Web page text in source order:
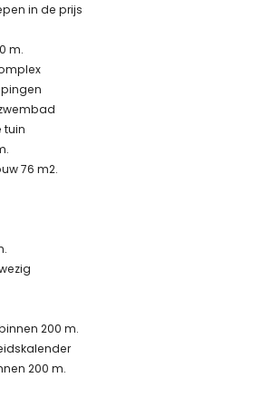
de buurt: bus binnen 200 meter en trein
accommodatie zich bevindt heeft een
zeer geschikt voor gezinnen met
inbegrepen in de huurprijs
en strijkplank
en diensten inbegrepen in
/ diensten tegen extra
in de prijs
m.
tuin
76 m2.
200 m.
200 m.